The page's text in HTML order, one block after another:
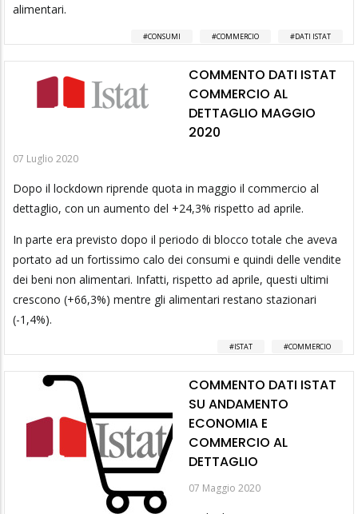
alimentari.
CONSUMI COMMERCIO DATI ISTAT
COMMENTO DATI ISTAT
COMMERCIO AL
DETTAGLIO MAGGIO
2020
07 Luglio 2020
Dopo il lockdown riprende quota in maggio il commercio al
dettaglio, con un aumento del +24,3% rispetto ad aprile.
In parte era previsto dopo il periodo di blocco totale che aveva
portato ad un fortissimo calo dei consumi e quindi delle vendite
dei beni non alimentari. Infatti, rispetto ad aprile, questi ultimi
crescono (+66,3%) mentre gli alimentari restano stazionari
(-1,4%).
ISTAT COMMERCIO
COMMENTO DATI ISTAT
SU ANDAMENTO
ECONOMIA E
COMMERCIO AL
DETTAGLIO
07 Maggio 2020